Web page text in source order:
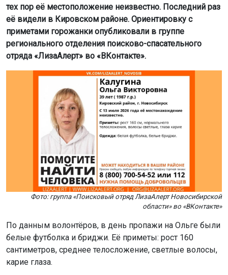
тех пор её местоположение неизвестно. Последний раз
её видели в Кировском районе. Ориентировку с
приметами горожанки опубликовали в группе
регионального отделения поисково-спасательного
отряда «ЛизаАлерт» во «ВКонтакте».
Фото: группа «Поисковый отряд ЛизаАлерт Новосибирской
области» во «ВКонтакте»
По данным волонтёров, в день пропажи на Ольге были
белые футболка и бриджи. Её приметы: рост 160
сантиметров, среднее телосложение, светлые волосы,
карие глаза.